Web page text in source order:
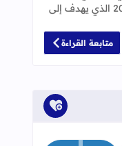
بتنظيم السنة الدراسية 2026/2025 الذي يهدف إلى
متابعة القراءة